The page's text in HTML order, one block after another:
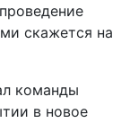
скажется на
команды
в новое